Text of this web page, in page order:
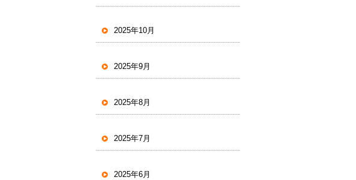
2025年10月
2025年9月
2025年8月
2025年7月
2025年6月